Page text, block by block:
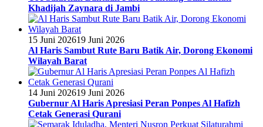
Khadijah Zaynara di Jambi
15 Juni 202619 Juni 2026
Al Haris Sambut Rute Baru Batik Air, Dorong Ekonomi
Wilayah Barat
14 Juni 202619 Juni 2026
Gubernur Al Haris Apresiasi Peran Ponpes Al Hafizh
Cetak Generasi Qurani